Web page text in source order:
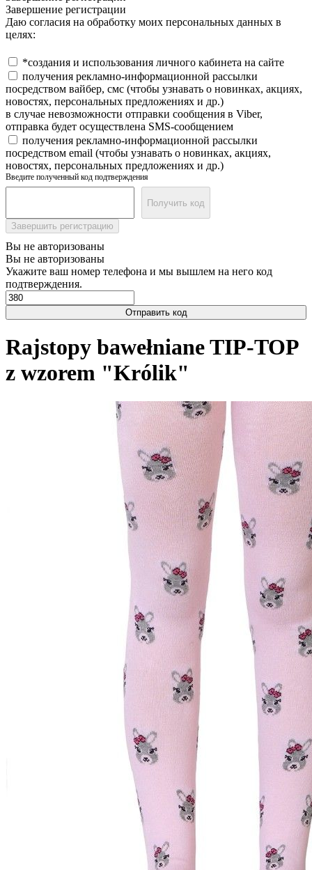
Завершение регистрации
Даю согласия на обработку моих персональных данных в
целях:
*создания и использования личного кабинета на сайте
получения рекламно-информационной рассылки
посредством вайбер, смс (чтобы узнавать о новинках, акциях,
новостях, персональных предложениях и др.)
в случае невозможности отправки сообщения в Viber,
отправка будет осуществлена SMS-сообщением
получения рекламно-информационной рассылки
посредством email (чтобы узнавать о новинках, акциях,
новостях, персональных предложениях и др.)
Введите полученный код подтверждения
Получить код
Завершить регистрацию
Вы не авторизованы
Вы не авторизованы
Укажите ваш номер телефона и мы вышлем на него код
подтверждения.
Отправить код
Rajstopy bawełniane TIP-TOP
z wzorem "Królik"